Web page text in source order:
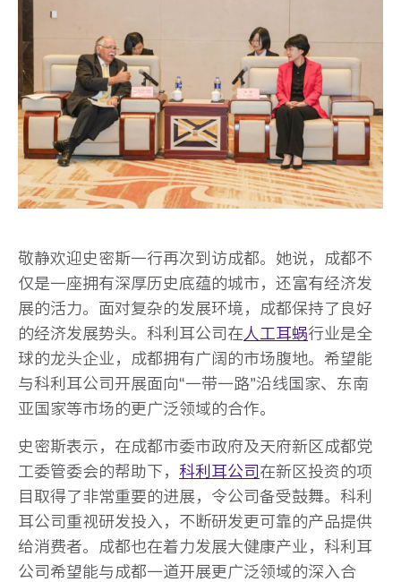
敬静欢迎史密斯一行再次到访成都。她说，成都不
仅是一座拥有深厚历史底蕴的城市，还富有经济发
展的活力。面对复杂的发展环境，成都保持了良好
的经济发展势头。科利耳公司在人工耳蜗行业是全
球的龙头企业，成都拥有广阔的市场腹地。希望能
与科利耳公司开展面向“一带一路”沿线国家、东南
亚国家等市场的更广泛领域的合作。
史密斯表示，在成都市委市政府及天府新区成都党
工委管委会的帮助下， 科利耳公司在新区投资的项
目取得了非常重要的进展，令公司备受鼓舞。科利
耳公司重视研发投入，不断研发更可靠的产品提供
给消费者。成都也在着力发展大健康产业，科利耳
公司希望能与成都一道开展更广泛领域的深入合